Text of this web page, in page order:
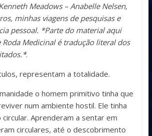
Meadows – Anabelle Nelsen,
minhas viagens de pesquisas e
pessoal. *Parte do material aqui
Medicinal é tradução literal dos
.
representam a totalidade.
o homem primitivo tinha que
num ambiente hostil. Ele tinha
Aprenderam a sentar em
circulares, até o descobrimento